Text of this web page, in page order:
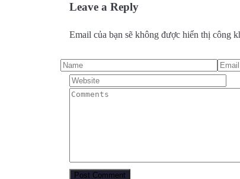
Leave a Reply
Email của bạn sẽ không được hiển thị công